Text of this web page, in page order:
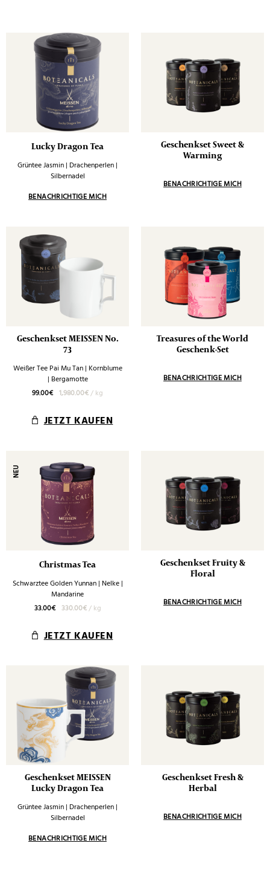
Lucky Dragon Tea
Grüntee Jasmin | Drachenperlen |
Silbernadel
Geschenkset Sweet &
Warming
Geschenkset MEISSEN No.
73
Weißer Tee Pai Mu Tan | Kornblume
| Bergamotte
99.00€ 1,980.00€ / kg
JETZT KAUFEN
Treasures of the World
Geschenk-Set
NEU
Christmas Tea
Schwarztee Golden Yunnan | Nelke |
Mandarine
33.00€ 330.00€/ kg
JETZT KAUFEN
Geschenkset Fruity &
Floral
Geschenkset MEISSEN
Lucky Dragon Tea
Grüntee Jasmin | Drachenperlen |
Silbernadel
Geschenkset Fresh &
Herbal